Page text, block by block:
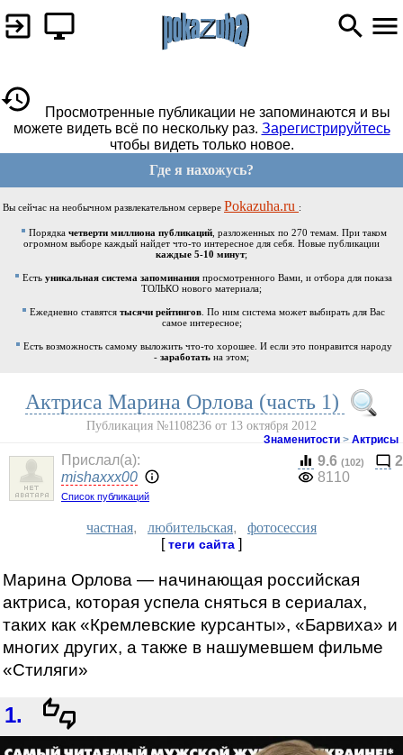
Просмотренные публикации не запоминаются и вы
можете видеть всё по нескольку раз. Зарегистрируйтесь
чтобы видеть только новое.
Где я нахожусь?
Вы сейчас на необычном развлекательном сервере Pokazuha.ru :
Порядка четверти миллиона публикаций, разложенных по 270 темам. При таком
огромном выборе каждый найдет что-то интересное для себя. Новые публикации
каждые 5-10 минут;
Есть уникальная система запоминания просмотренного Вами, и отбора для показа
ТОЛЬКО нового материала;
Ежедневно ставятся тысячи рейтингов . По ним система может выбирать для Вас
самое интересное;
Есть возможность самому выложить что-то хорошее. И если это понравится народу
- заработать на этом;
Актриса Марина Орлова (часть 1)
Публикация №1108236 от 13 октября 2012
Знаменитости > Актрисы
Прислал(a):
mishaxxx00
Список публикаций
9.6 (102)
2
8110
частная, любительская, фотосессия
[теги сайта ]
Марина Орлова — начинающая российская
актриса, которая успела сняться в сериалах,
таких как «Кремлевские курсанты», «Барвиха» и
многих других, а также в нашумевшем фильме
«Стиляги»
1.